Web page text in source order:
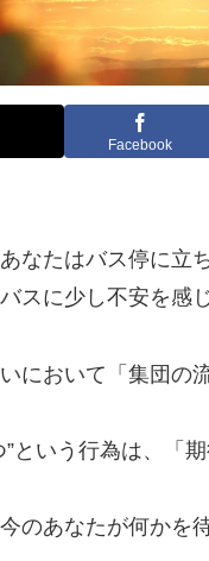
Facebook
なたはバス停に立
スに少し不安を感
において「集団の
”という行為は、「
のあなたが何かを